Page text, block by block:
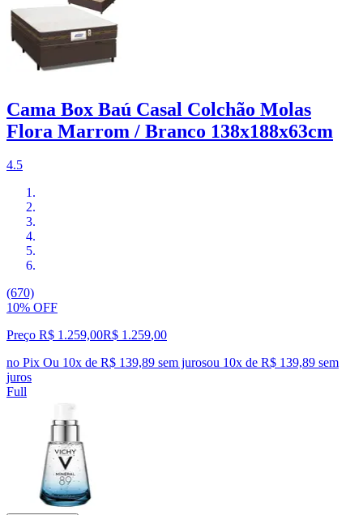
Cama Box Baú Casal Colchão Molas
Flora Marrom / Branco 138x188x63cm
4.5
(670)
10% OFF
Preço R$ 1.259,00R$ 1.259,00
no Pix Ou 10x de R$ 139,89 sem jurosou 10x de R$ 139,89 sem
juros
Full